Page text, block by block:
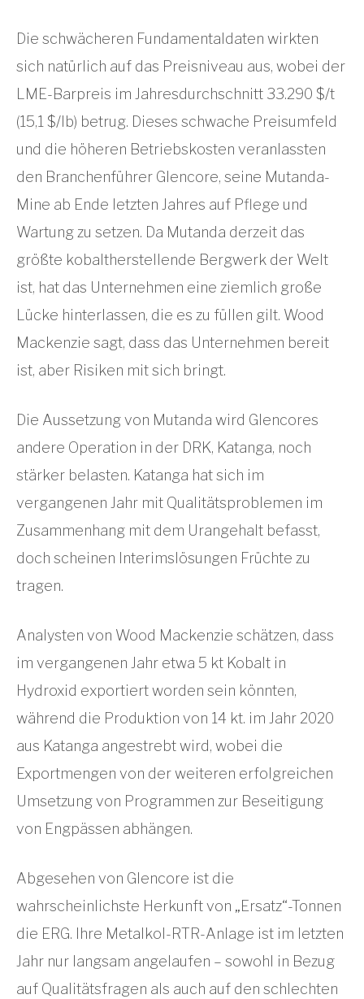
Die schwächeren Fundamentaldaten wirkten
sich natürlich auf das Preisniveau aus, wobei der
LME-Barpreis im Jahresdurchschnitt 33.290 $/t
(15,1 $/lb) betrug. Dieses schwache Preisumfeld
und die höheren Betriebskosten veranlassten
den Branchenführer Glencore, seine Mutanda-
Mine ab Ende letzten Jahres auf Pflege und
Wartung zu setzen. Da Mutanda derzeit das
größte kobaltherstellende Bergwerk der Welt
ist, hat das Unternehmen eine ziemlich große
Lücke hinterlassen, die es zu füllen gilt. Wood
Mackenzie sagt, dass das Unternehmen bereit
ist, aber Risiken mit sich bringt.
Die Aussetzung von Mutanda wird Glencores
andere Operation in der DRK, Katanga, noch
stärker belasten. Katanga hat sich im
vergangenen Jahr mit Qualitätsproblemen im
Zusammenhang mit dem Urangehalt befasst,
doch scheinen Interimslösungen Früchte zu
tragen.
Analysten von Wood Mackenzie schätzen, dass
im vergangenen Jahr etwa 5 kt Kobalt in
Hydroxid exportiert worden sein könnten,
während die Produktion von 14 kt. im Jahr 2020
aus Katanga angestrebt wird, wobei die
Exportmengen von der weiteren erfolgreichen
Umsetzung von Programmen zur Beseitigung
von Engpässen abhängen.
Abgesehen von Glencore ist die
wahrscheinlichste Herkunft von „Ersatz“-Tonnen
die ERG. Ihre Metalkol-RTR-Anlage ist im letzten
Jahr nur langsam angelaufen – sowohl in Bezug
auf Qualitätsfragen als auch auf den schlechten